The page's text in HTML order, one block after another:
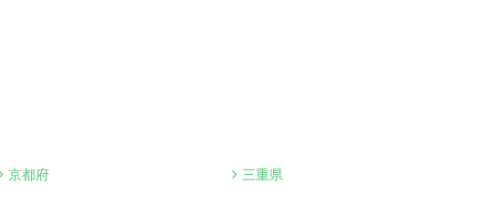
京都府 三重県